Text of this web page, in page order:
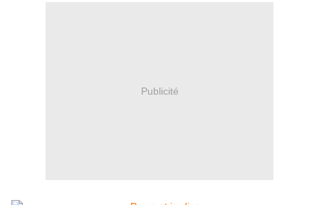
Publicité